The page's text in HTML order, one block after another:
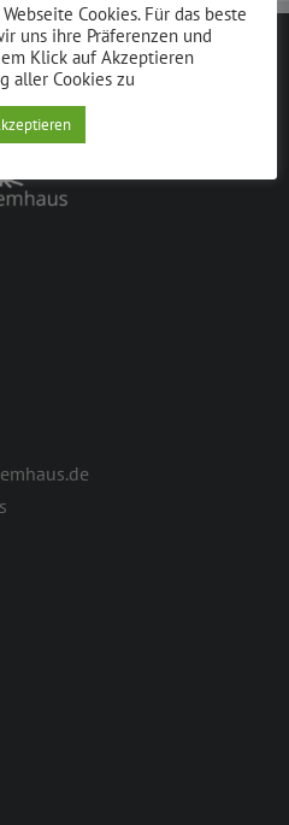
Cookies. Für das beste
uns ihre Präferenzen und
Klick auf Akzeptieren
aller Cookies zu